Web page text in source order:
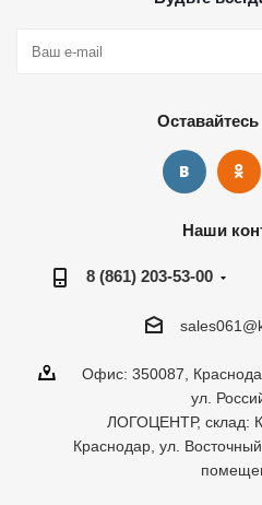
Наши
8 (861) 203-53-00
Офис: 350087,
ул.
ЛОГОЦЕНТР, склад:
Краснодар, ул.